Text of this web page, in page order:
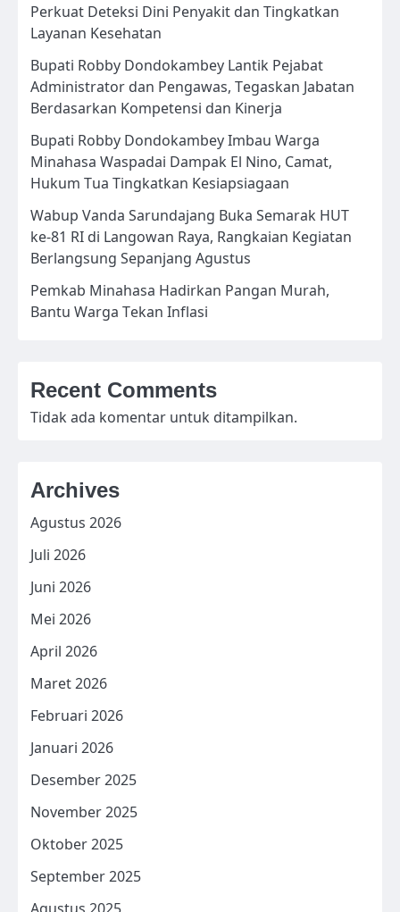
Perkuat Deteksi Dini Penyakit dan Tingkatkan
Layanan Kesehatan
Bupati Robby Dondokambey Lantik Pejabat
Administrator dan Pengawas, Tegaskan Jabatan
Berdasarkan Kompetensi dan Kinerja
Bupati Robby Dondokambey Imbau Warga
Minahasa Waspadai Dampak El Nino, Camat,
Hukum Tua Tingkatkan Kesiapsiagaan
Wabup Vanda Sarundajang Buka Semarak HUT
ke-81 RI di Langowan Raya, Rangkaian Kegiatan
Berlangsung Sepanjang Agustus
Pemkab Minahasa Hadirkan Pangan Murah,
Bantu Warga Tekan Inflasi
Recent Comments
Tidak ada komentar untuk ditampilkan.
Archives
Agustus 2026
Juli 2026
Juni 2026
Mei 2026
April 2026
Maret 2026
Februari 2026
Januari 2026
Desember 2025
November 2025
Oktober 2025
September 2025